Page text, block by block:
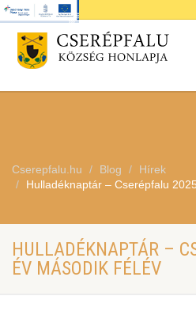
Cserepfalu.hu Blog
Hírek
Hulladéknaptár – Cserépfalu
HULLADÉKNAPTÁR –
ÉV MÁSODIK FÉLÉV